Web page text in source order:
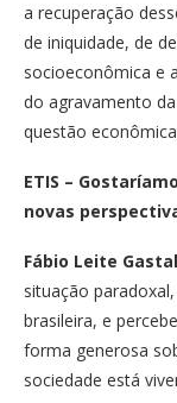
a recuperação
de iniquidade, de
socioeconômica e
do agravamento
questão
ETIS –
novas
Fábio Leite Gastal
situação
brasileira, e
forma generosa
sociedade está